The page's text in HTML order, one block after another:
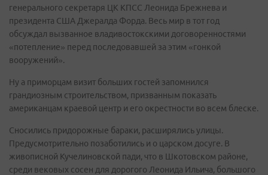
генерального секретаря ЦК КПСС Леонида Брежнева и
президента США Джералда Форда. Весь мир в тот год
обсуждал вызванное владивостокскими договоренностями
«потепление» перед последовавшей за этим «гонкой
вооружений».
Ну а приморцам визит больших гостей запомнился
грандиозным строительством, призванным показать
американцам краевой центр и его окрестности во всем блеске.
Сносились придорожные бараки, расширялись улицы.
Предусмотрительно позаботились и о царском досуге. В
живописной Кучелиновской пади, что в Шкотовском районе,
среди вековых сосен для дорогого Леонида Ильича, большого